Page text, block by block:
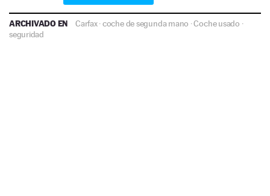
ARCHIVADO EN Carfax·coche de segunda mano ·Coche usado ·
seguridad